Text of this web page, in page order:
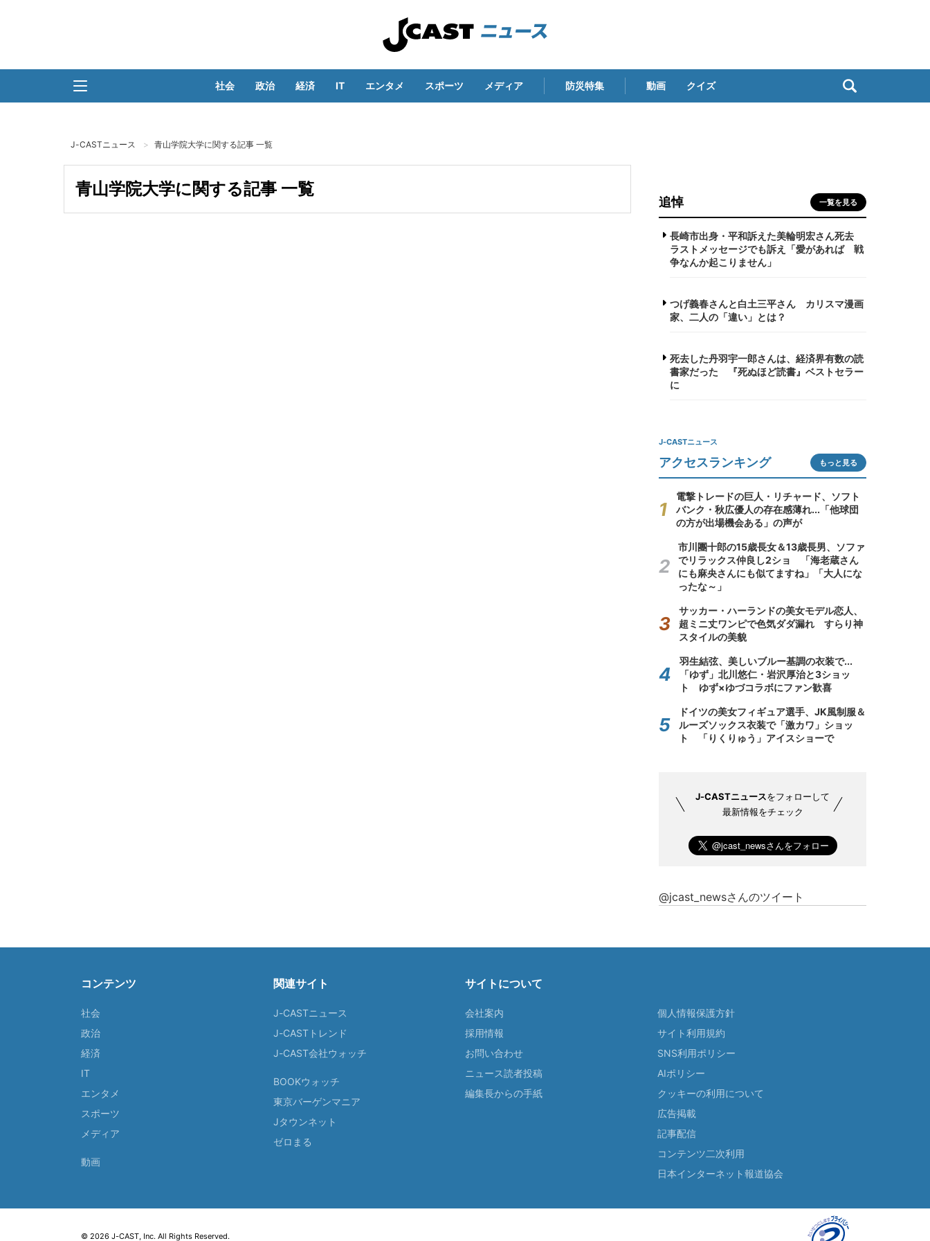
社会 政治 経済 IT エンタメ スポーツ メディア 防災特集 動画 クイズ
J-CASTニュース 青山学院大学に関する記事 一覧
青山学院大学に関する記事 一覧
追悼 一覧を見る
長崎市出身・平和訴えた美輪明宏さん死去
ラストメッセージでも訴え「愛があれば 戦
争なんか起こりません」
つげ義春さんと白土三平さん カリスマ漫画
家、二人の「違い」とは？
死去した丹羽宇一郎さんは、経済界有数の読
書家だった 『死ぬほど読書』ベストセラー
に
J-CASTニュース
アクセスランキング もっと見る
電撃トレードの巨人・リチャード、ソフト
バンク・秋広優人の存在感薄れ...「他球団
の方が出場機会ある」の声が
市川團十郎の15歳長女＆13歳長男、ソファ
でリラックス仲良し2ショ 「海老蔵さん
にも麻央さんにも似てますね」「大人にな
ったな～」
サッカー・ハーランドの美女モデル恋人、
超ミニ丈ワンピで色気ダダ漏れ すらり神
スタイルの美貌
羽生結弦、美しいブルー基調の衣装で...
「ゆず」北川悠仁・岩沢厚治と3ショッ
ト ゆず×ゆづコラボにファン歓喜
ドイツの美女フィギュア選手、JK風制服＆
ルーズソックス衣装で「激カワ」ショッ
ト 「りくりゅう」アイスショーで
J-CASTニュースをフォローして
最新情報をチェック
@jcast_newsさんのツイート
コンテンツ
社会
政治
経済
IT
エンタメ
スポーツ
メディア
動画
関連サイト
J-CASTニュース
J-CASTトレンド
J-CAST会社ウォッチ
BOOKウォッチ
東京バーゲンマニア
Jタウンネット
ゼロまる
サイトについて
会社案内
採用情報
お問い合わせ
ニュース読者投稿
編集長からの手紙
個人情報保護方針
サイト利用規約
SNS利用ポリシー
AIポリシー
クッキーの利用について
広告掲載
記事配信
コンテンツ二次利用
日本インターネット報道協会
© 2026 J-CAST, Inc. All Rights Reserved.